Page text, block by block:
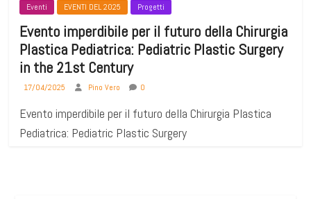
Eventi EVENTI DEL 2025 Progetti
Evento imperdibile per il futuro della Chirurgia
Plastica Pediatrica: Pediatric Plastic Surgery
in the 21st Century
17/04/2025 Pino Vero 0
Evento imperdibile per il futuro della Chirurgia Plastica
Pediatrica: Pediatric Plastic Surgery